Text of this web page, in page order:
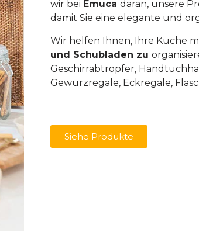
wir bei Emuca daran, unsere
damit Sie eine elegante und
Wir helfen Ihnen, Ihre Küche
und Schubladen zu
Geschirrabtropfer,
Gewürzregale, Eckregale,
Siehe Produkte